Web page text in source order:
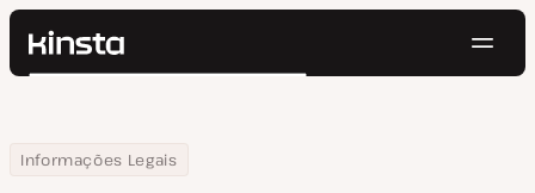
Kinsta®
Preços
Pesquisar
Home
Informações Legais
Termos de Serviço da Kinsta Inc.